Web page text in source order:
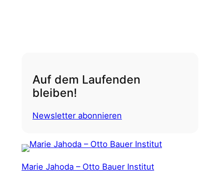
Auf dem Laufenden
bleiben!
Newsletter abonnieren
Marie Jahoda – Otto Bauer Institut